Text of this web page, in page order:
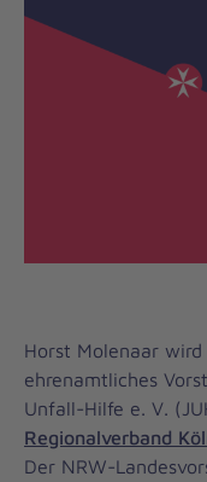
Horst Molenaar
ehrenamtliches
Unfall-Hilfe e. V.
Regionalverband
Der NRW-